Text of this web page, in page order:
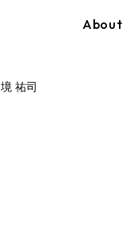
About
境 祐司